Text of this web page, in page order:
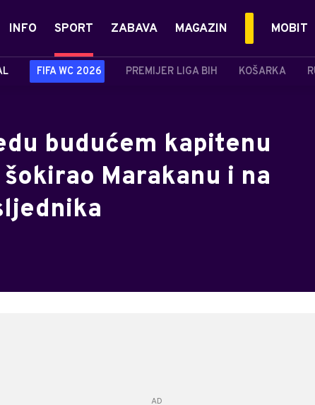
INFO SPORT
FIFA WC 2026 PREMIJER LIGA BIH KOŠARKA
ZABAVA MAGAZIN MOBIT
budućem kapitenu
Marakanu i na